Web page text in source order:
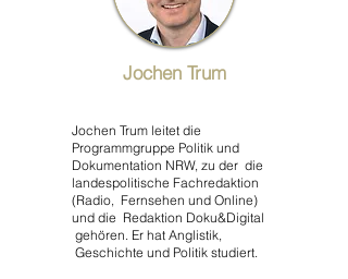
Jochen Trum
Jochen Trum leitet die
Programmgruppe Politik und
Dokumentation NRW, zu der die
landespolitische Fachredaktion
(Radio, Fernsehen und Online)
und die Redaktion Doku&Digital
gehören. Er hat Anglistik,
Geschichte und Politik studiert.